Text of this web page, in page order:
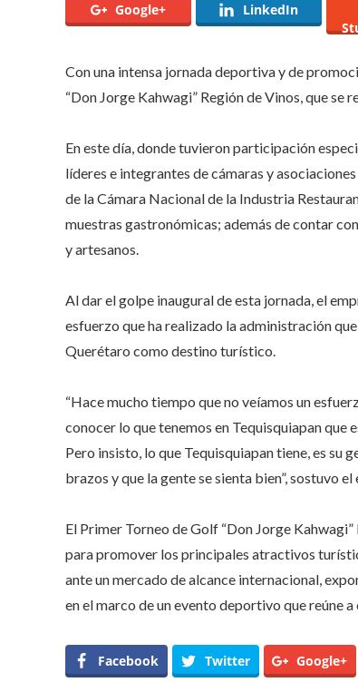
Google+
LinkedIn
Con una intensa jornada deportiva y de
“Don Jorge Kahwagi” Región de Vinos, que se
En este día, donde tuvieron participación
líderes e integrantes de cámaras y
de la Cámara Nacional de la Industria
muestras gastronómicas; además de contar
y artesanos.
Al dar el golpe inaugural de esta jornada, el
esfuerzo que ha realizado la administración
Querétaro como destino turístico.
“Hace mucho tiempo que no veíamos un
conocer lo que tenemos en Tequisquiapan que
Pero insisto, lo que Tequisquiapan tiene, es su
brazos y que la gente se sienta bien”, sostuvo el
El Primer Torneo de Golf “Don Jorge
para promover los principales atractivos
ante un mercado de alcance internacional,
en el marco de un evento deportivo que reúne
Facebook Twitter Google+